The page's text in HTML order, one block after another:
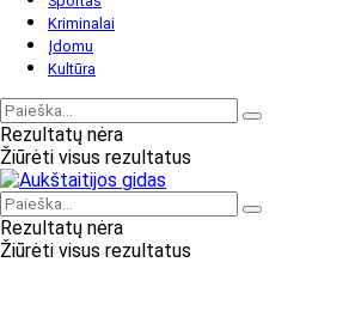
Kriminalai
Įdomu
Kultūra
Rezultatų nėra
Žiūrėti visus rezultatus
Rezultatų nėra
Žiūrėti visus rezultatus